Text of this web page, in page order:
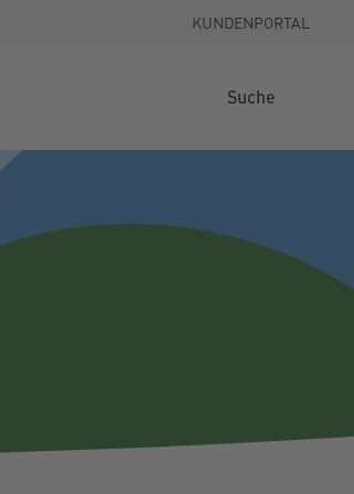
KUNDENPORTAL
Suche